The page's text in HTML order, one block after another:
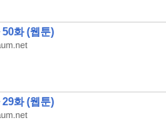
화 (웹툰)
화 (웹툰)